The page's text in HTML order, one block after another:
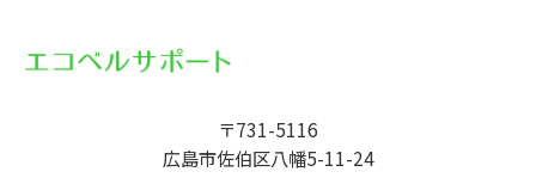
〒731-5116
広島市佐伯区八幡5-11-24